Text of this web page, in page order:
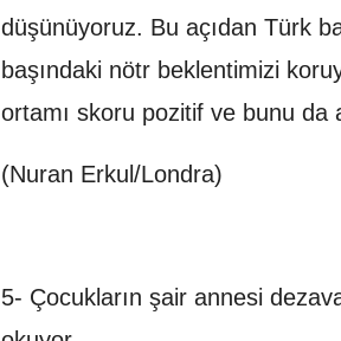
düşünüyoruz. Bu açıdan Türk
başındaki nötr beklentimizi
ortamı skoru pozitif ve bunu da
(Nuran Erkul/Londra)
5- Çocukların şair annesi